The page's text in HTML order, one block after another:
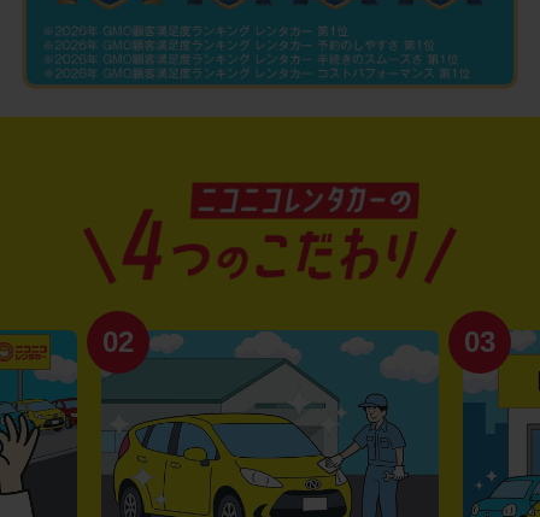
02 03